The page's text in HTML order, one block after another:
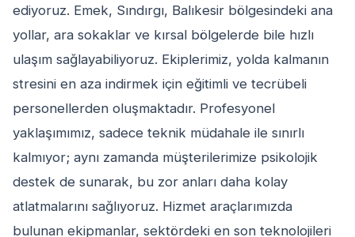
ediyoruz. Emek, Sındırgı, Balıkesir bölgesindeki ana
yollar, ara sokaklar ve kırsal bölgelerde bile hızlı
ulaşım sağlayabiliyoruz. Ekiplerimiz, yolda kalmanın
stresini en aza indirmek için eğitimli ve tecrübeli
personellerden oluşmaktadır. Profesyonel
yaklaşımımız, sadece teknik müdahale ile sınırlı
kalmıyor; aynı zamanda müşterilerimize psikolojik
destek de sunarak, bu zor anları daha kolay
atlatmalarını sağlıyoruz. Hizmet araçlarımızda
bulunan ekipmanlar, sektördeki en son teknolojileri